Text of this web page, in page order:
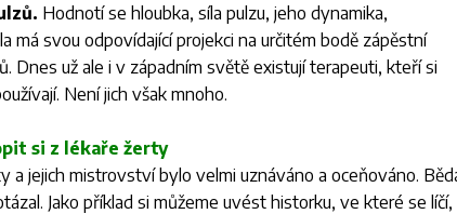
Hodnotí se hloubka, síla pulzu, jeho dynamika,
svou odpovídající projekci na určitém bodě zápěstní
Dnes už ale i v západním světě existují terapeuti, kteří si
Není jich však mnoho.
si z lékaře žerty
a jejich mistrovství bylo velmi uznáváno a oceňováno.
Jako příklad si můžeme uvést historku, ve které se líčí,